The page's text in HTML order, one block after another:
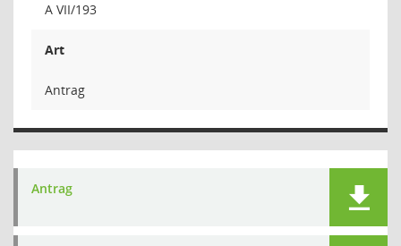
A VII/193
Art
Antrag
Antrag